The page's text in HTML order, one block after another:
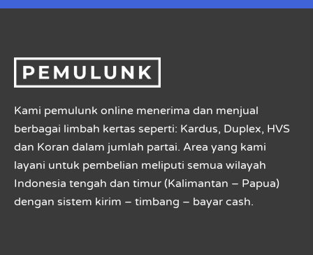
Kami pemulunk online menerima dan menjual
berbagai limbah kertas seperti: Kardus, Duplex, HVS
dan Koran dalam jumlah partai. Area yang kami
layani untuk pembelian meliputi semua wilayah
Indonesia tengah dan timur (Kalimantan – Papua)
dengan sistem kirim – timbang – bayar cash.